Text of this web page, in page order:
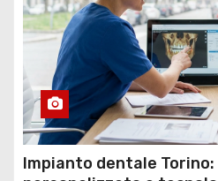
Impianto dentale